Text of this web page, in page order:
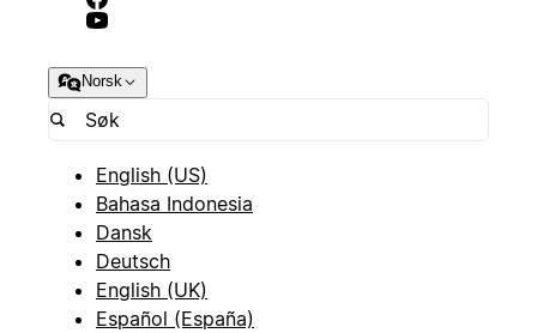
Norsk
English (US)
Bahasa Indonesia
Dansk
Deutsch
English (UK)
Español (España)